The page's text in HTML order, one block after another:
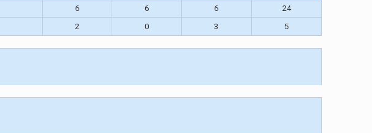
6 6 6
24
2 0 3 5